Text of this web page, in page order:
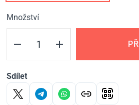
Množství
Sdílet